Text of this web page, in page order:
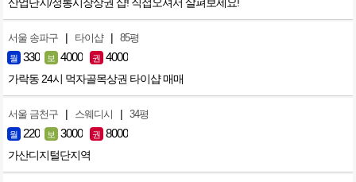
서울 송파구 | 타이샵 | 85평
월 330 보 4000 권 4000
가락동 24시 먹자골목상권 타이샵 매매
서울 금천구 | 스웨디시 | 34평
월 220 보 3000 권 8000
가산디지털단지역